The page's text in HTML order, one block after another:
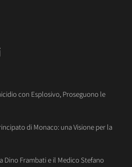
con Esplosivo, Proseguono le
di Monaco: una Visione per la
Dino Frambati e il Medico Stefano